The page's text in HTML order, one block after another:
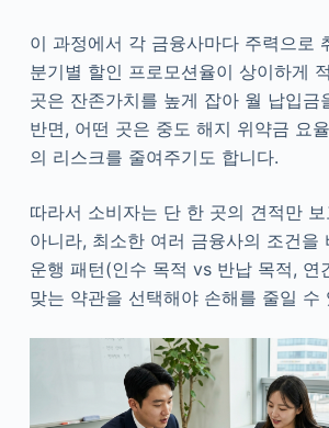
이 과정에서 각 금융사마다 주력으로
분기별 할인 프로모션율이 상이하게
곳은 잔존가치를 높게 잡아 월 납입금
반면, 어떤 곳은 중도 해지 위약금 요
의 리스크를 줄여주기도 합니다.
따라서 소비자는 단 한 곳의 견적만
아니라, 최소한 여러 금융사의 조건을
운행 패턴(인수 목적 vs 반납 목적, 연
맞는 약관을 선택해야 손해를 줄일 수